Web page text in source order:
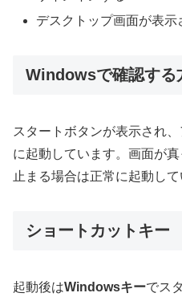
デスクトップ画面が表示
Windowsで確認する
スタートボタンが表示され
に起動しています。画面が
止まる場合は正常に起動して
ショートカットキー
起動後はWindowsキーでス